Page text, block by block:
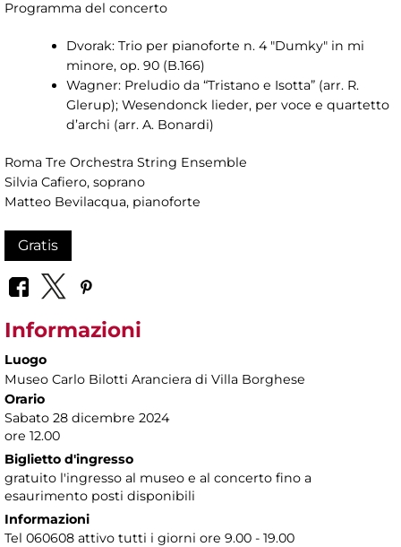
Programma del concerto
Dvorak: Trio per pianoforte n. 4 "Dumky" in mi
minore, op. 90 (B.166)
Wagner: Preludio da “Tristano e Isotta” (arr. R.
Glerup); Wesendonck lieder, per voce e quartetto
d’archi (arr. A. Bonardi)
Roma Tre Orchestra String Ensemble
Silvia Cafiero, soprano
Matteo Bevilacqua, pianoforte
Gratis
Informazioni
Luogo
Museo Carlo Bilotti Aranciera di Villa Borghese
Orario
Sabato 28 dicembre 2024
ore 12.00
Biglietto d'ingresso
gratuito l'ingresso al museo e al concerto fino a
esaurimento posti disponibili
Informazioni
Tel 060608 attivo tutti i giorni ore 9.00 - 19.00